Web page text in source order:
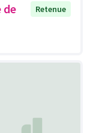
de
Retenue